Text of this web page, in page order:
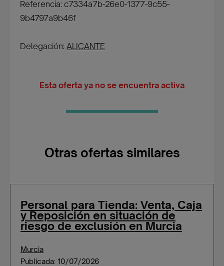
Referencia: c7334a7b-26e0-1377-9c55-
9b4797a9b46f
Delegación:ALICANTE
Esta oferta ya no se encuentra activa
Otras ofertas similares
Personal para Tienda: Venta, Caja
y Reposición en situación de
riesgo de exclusión en Murcia
Murcia
Publicada: 10/07/2026